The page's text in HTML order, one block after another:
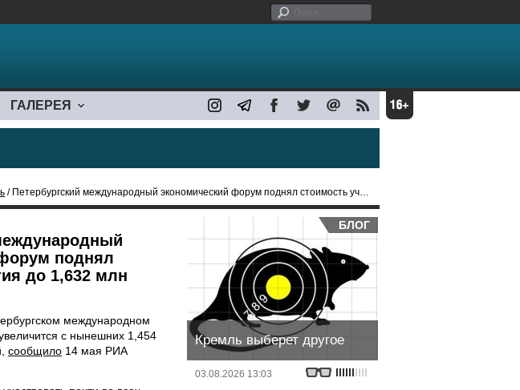
ГАЛЕРЕЯ
/ Петербургский международный экономический форум поднял стоимость участия до 1,632 млн
поднял
до 1,632 млн
международном
с нынешних 1,454
сообщило 14 мая РИА
БЛОГ
Кремль выберет другое
03.08.2026 13:03